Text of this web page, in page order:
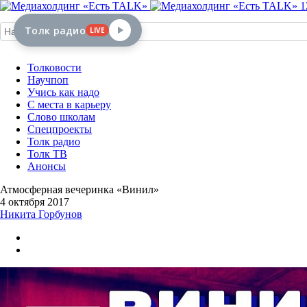
Толковости
Научпоп
Учись как надо
С места в карьеру
Слово школам
Спецпроекты
Толк радио
Толк ТВ
Анонсы
Атмосферная вечеринка «Винил»
4 октября 2017
Никита Горбунов
Толк радио LIVE